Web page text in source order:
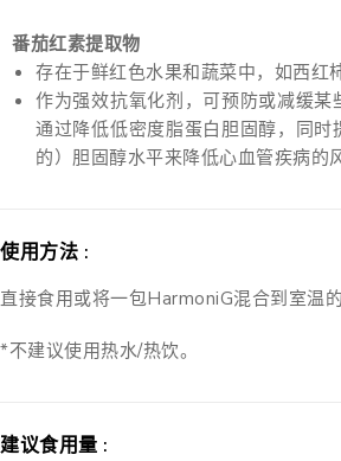
番茄红素提取物
存在于鲜红色水果和蔬菜中，如西红
作为强效抗氧化剂，可预防或减缓某
通过降低低密度脂蛋白胆固醇，同时
的）胆固醇水平来降低心血管疾病的
使用方法 :
直接食用或将一包HarmoniG混合到室温的
*不建议使用热水/热饮。
建议食用量 :